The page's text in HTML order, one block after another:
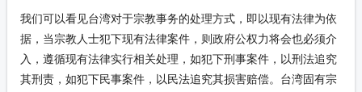
我们可以看见台湾对于宗教事务的处理方式，即以现有法律为依
据，当宗教人士犯下现有法律案件，则政府公权力将会也必须介
入，遵循现有法律实行相关处理，如犯下刑事案件，以刑法追究
其刑责，如犯下民事案件，以民法追究其损害赔偿。台湾固有宗